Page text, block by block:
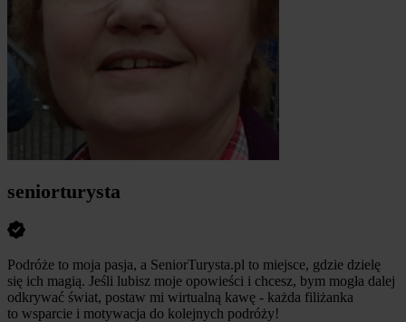
seniorturysta
Podróże to moja pasja, a SeniorTurysta.pl to miejsce, gdzie dzielę
się ich magią. Jeśli lubisz moje opowieści i chcesz, bym mogła dalej
odkrywać świat, postaw mi wirtualną kawę - każda filiżanka
to wsparcie i motywacja do kolejnych podróży!